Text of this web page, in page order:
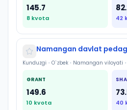
145.7
8 kvota 42
Namangan davlat
Kunduzgi • O`zbek • Namangan viloyati •
GRANT
149.6
10 kvota 40